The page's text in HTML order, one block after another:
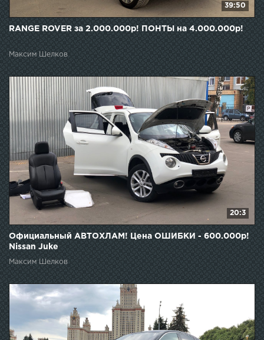
39:50
RANGE ROVER за 2.000.000р! ПОНТЫ на 4.000.000р!
Максим Шелков
20:3
Официальный АВТОХЛАМ! Цена ОШИБКИ - 600.000р!
Nissan Juke
Максим Шелков